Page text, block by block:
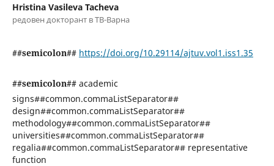
Hristina Vasileva Tacheva
редовен докторант в ТВ-Варна
##semicolon## https://doi.org/10.29114/ajtuv.vol1.iss1.35
##semicolon## academic
signs##common.commaListSeparator##
design##common.commaListSeparator##
methodology##common.commaListSeparator##
universities##common.commaListSeparator##
regalia##common.commaListSeparator## representative
function